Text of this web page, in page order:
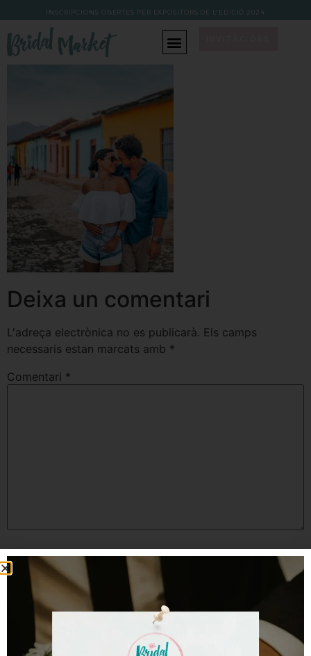
INSCRIPCIONS OBERTES PER EXPOSITORS DE L’EDICIÓ 202 4
Deixa un comentari
L'adreça electrònica no es publicarà. Els camps
necessaris estan marcats amb *
Comentari *
Nom*
Correu electrònic*